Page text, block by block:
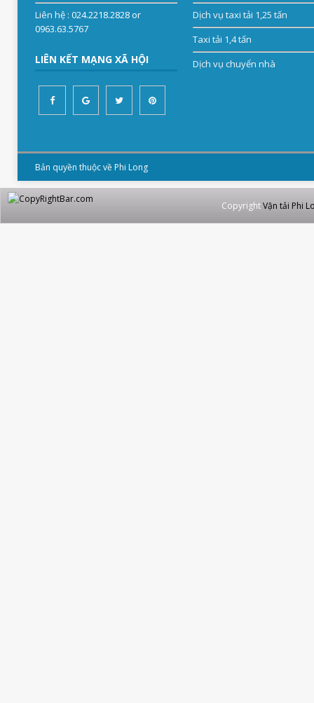
Liên hệ: 024.2218.2828 or
0963.63.5767
LIÊN KẾT MẠNG XÃ HỘI
Dịch vụ taxi tải 1,25 tấn
Taxi tải 1,4 tấn
Dịch vụ chuyển nhà
Bản quyền thuộc về Phi Long
CopyrightVận tải Phi